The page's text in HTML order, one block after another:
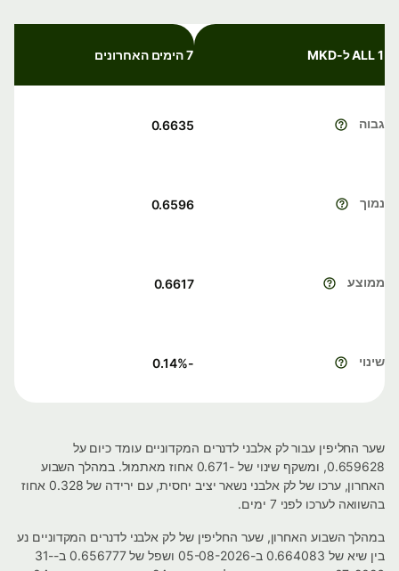
1 ALL ל-MKD 7 הימים האחרונים
גבוה 0.6635
נמוך 0.6596
ממוצע 0.6617
שינוי -0.14
%
שער החליפין עבור לק אלבני לדנרים המקדוניים עומד כיום על
0.659628, ומשקף שינוי של -0.671 אחוז מאתמול. במהלך השבוע
האחרון, ערכו של לק אלבני נשאר יציב יחסית, עם ירידה של 0.328 אחוז
בהשוואה לערכו לפני 7 ימים.
במהלך השבוע האחרון, שער החליפין של לק אלבני לדנרים המקדוניים נע
בין שיא של 0.664083 ב-05-08-2026 ושפל של 0.656777 ב-31-